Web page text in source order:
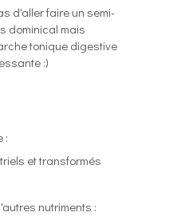
d'aller faire un semi-
dominical mais
tonique digestive
:)
:
et transformés
nutriments :